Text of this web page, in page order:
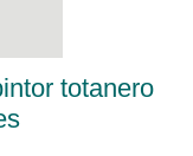
totanero